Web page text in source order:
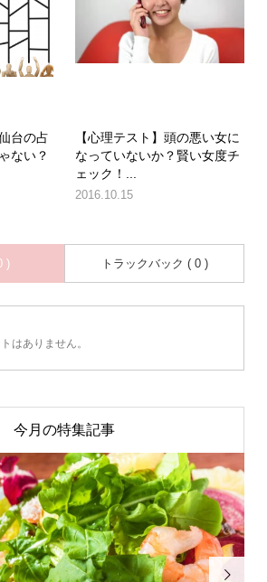
台の占
ない？
【心理テスト】頭の悪い女に
なっていないか？賢い女度チ
ェック！...
2016.10.15
) トラックバック ( 0 )
はありません。
今月の特集記事
